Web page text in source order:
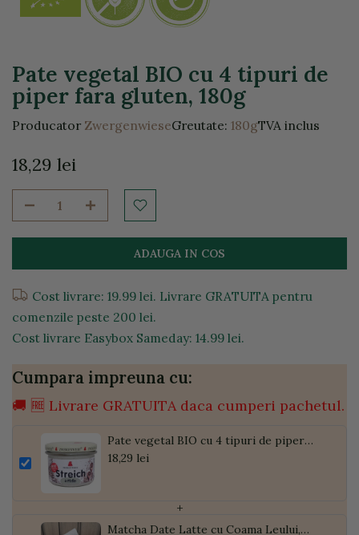
Pate vegetal BIO cu 4 tipuri de
piper fara gluten, 180g
Producator ZwergenwieseGreutate: 180gTVA inclus
18,29 lei
ADAUGA IN COS
Cost livrare: 19.99 lei. Livrare GRATUITA pentru
comenzile peste 200 lei.
Cost livrare Easybox Sameday: 14.99 lei.
Cumpara impreuna cu:
🚚 🆓 Livrare GRATUITA daca cumperi pachetul.
Pate vegetal BIO cu 4 tipuri de piper
fara gluten, 180g
18,29 lei
+
Matcha Date Latte cu Coama Leului,